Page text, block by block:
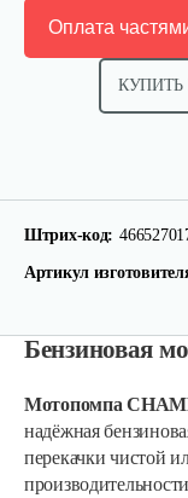
КУПИТЬ
Оплата
Штрих-код:
Артикул
Бензиновая
Мотопомпа
надёжная
перекачки чистой